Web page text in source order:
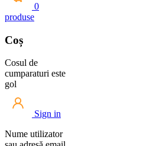
0
produse
Coș
Cosul de
cumparaturi este
gol
Sign in
Nume utilizator